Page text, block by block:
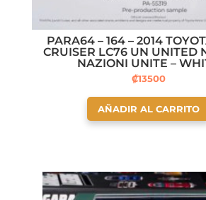
PARA64 – 164 – 2014
CRUISER LC76 UN UNITED
NAZIONI UNITE –
₡13500
AÑADIR AL CARRITO